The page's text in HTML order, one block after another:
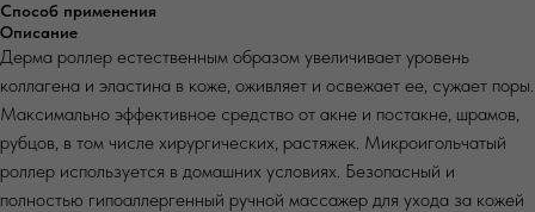
Способ применения
Описание
Дерма роллер естественным образом увеличивает уровень
коллагена и эластина в коже, оживляет и освежает ее, сужает поры.
Максимально эффективное средство от акне и постакне, шрамов,
рубцов, в том числе хирургических, растяжек. Микроигольчатый
роллер используется в домашних условиях. Безопасный и
полностью гипоаллергенный ручной массажер для ухода за кожей